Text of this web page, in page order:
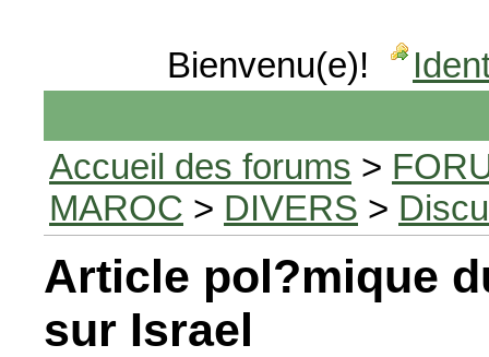
Bienvenu(e)!
Accueil des forums >
MAROC > DIVERS >
Article pol?mique
sur Israel